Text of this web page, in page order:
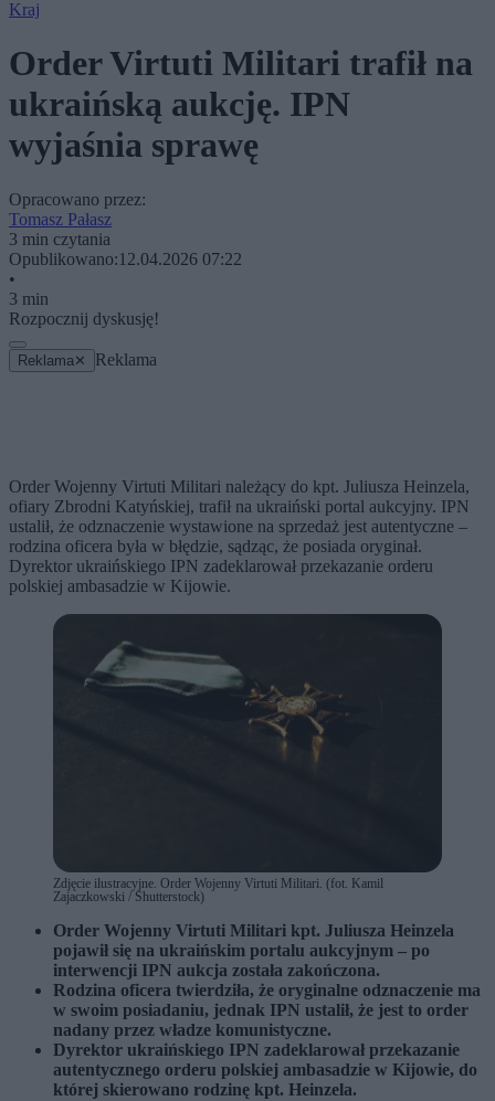
Kraj
Order Virtuti Militari trafił na
ukraińską aukcję. IPN
wyjaśnia sprawę
Opracowano przez:
Tomasz Pałasz
3 min czytania
Opublikowano:12.04.2026 07:22
•
3 min
Rozpocznij dyskusję!
Reklama ✕ Reklama
Order Wojenny Virtuti Militari należący do kpt. Juliusza Heinzela,
ofiary Zbrodni Katyńskiej, trafił na ukraiński portal aukcyjny. IPN
ustalił, że odznaczenie wystawione na sprzedaż jest autentyczne –
rodzina oficera była w błędzie, sądząc, że posiada oryginał.
Dyrektor ukraińskiego IPN zadeklarował przekazanie orderu
polskiej ambasadzie w Kijowie.
Zdjęcie ilustracyjne. Order Wojenny Virtuti Militari. (fot. Kamil
Zajaczkowski / Shutterstock)
Order Wojenny Virtuti Militari kpt. Juliusza Heinzela
pojawił się na ukraińskim portalu aukcyjnym – po
interwencji IPN aukcja została zakończona.
Rodzina oficera twierdziła, że oryginalne odznaczenie ma
w swoim posiadaniu, jednak IPN ustalił, że jest to order
nadany przez władze komunistyczne.
Dyrektor ukraińskiego IPN zadeklarował przekazanie
autentycznego orderu polskiej ambasadzie w Kijowie, do
której skierowano rodzinę kpt. Heinzela.